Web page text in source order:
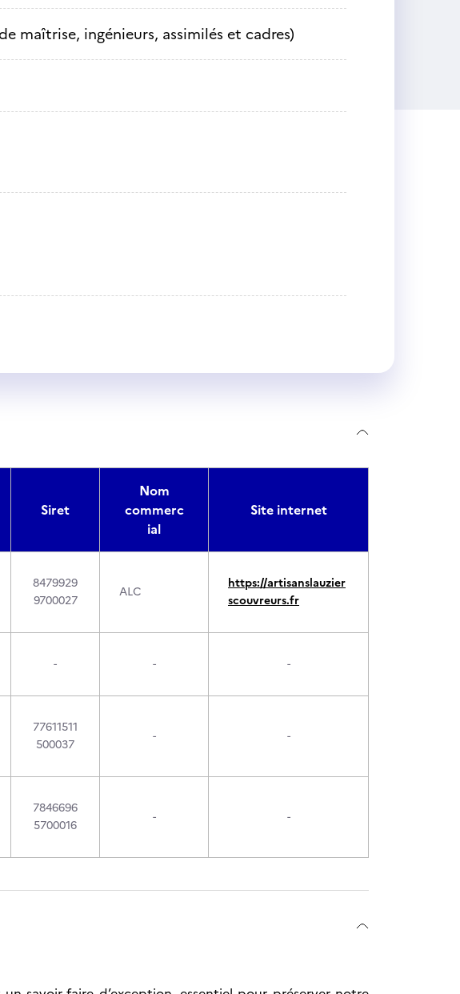
maîtrise, ingénieurs, assimilés et cadres)
Siret
Nom
commerc
ial
Site internet
8479929
9700027
ALC
https://artisanslauzier
scouvreurs.fr
- - -
77611511
500037
- -
7846696
5700016
- -